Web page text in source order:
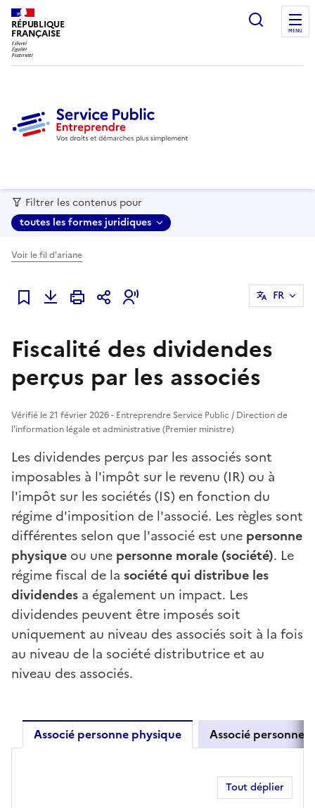
RÉPUBLIQUE
FRANÇAISE MENU
Filtrer les contenus pour
toutes les formes juridiques
Voir le fil d'ariane
Ajouter à mes favoris
FR
Fiscalité des dividendes
perçus par les associés
Vérifié le 21 février 2026 - Entreprendre Service Public / Direction de
l'information légale et administrative (Premier ministre)
Les dividendes perçus par les associés sont
imposables à l'impôt sur le revenu (IR) ou à
l'impôt sur les sociétés (IS) en fonction du
régime d'imposition de l'associé. Les règles sont
différentes selon que l'associé est une personne
physique ou une personne morale (société). Le
régime fiscal de la société qui distribue les
dividendes a également un impact. Les
dividendes peuvent être imposés soit
uniquement au niveau des associés soit à la fois
au niveau de la société distributrice et au
niveau des associés.
Associé personne physique Associé personne
Associé personne physique
Tout déplier